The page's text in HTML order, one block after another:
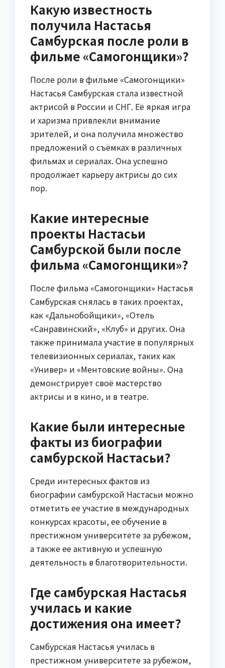
Какую известность
получила Настасья
Самбурская после роли в
фильме «Самогонщики»?
После роли в фильме «Самогонщики»
Настасья Самбурская стала известной
актрисой в России и СНГ. Её яркая игра
и харизма привлекли внимание
зрителей, и она получила множество
предложений о съёмках в различных
фильмах и сериалах. Она успешно
продолжает карьеру актрисы до сих
пор.
Какие интересные
проекты Настасьи
Самбурской были после
фильма «Самогонщики»?
После фильма «Самогонщики» Настасья
Самбурская снялась в таких проектах,
как «Дальнобойщики», «Отель
«Санравинский», «Клуб» и других. Она
также принимала участие в популярных
телевизионных сериалах, таких как
«Универ» и «Ментовские войны». Она
демонстрирует своё мастерство
актрисы и в кино, и в театре.
Какие были интересные
факты из биографии
самбурской Настасьи?
Среди интересных фактов из
биографии самбурской Настасьи можно
отметить ее участие в международных
конкурсах красоты, ее обучение в
престижном университете за рубежом,
а также ее активную и успешную
деятельность в благотворительности.
Где самбурская Настасья
училась и какие
достижения она имеет?
Самбурская Настасья училась в
престижном университете за рубежом,